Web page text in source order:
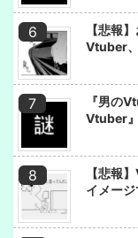
【悲報
Vtuber
『男の
Vtuber
【悲報
イメー